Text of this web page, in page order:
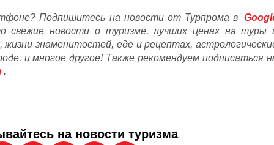
Подпишитесь на новости от Турпрома в
свежие новости о туризме, лучших ценах на туры
жизни знаменитостей, еде и рецептах,
и многое другое! Также рекомендуем подписаться
.
на новости туризма